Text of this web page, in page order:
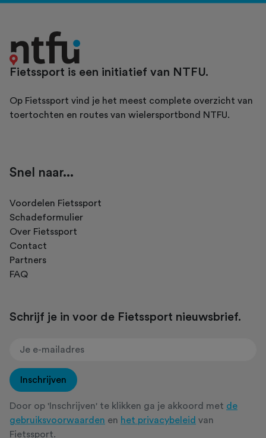
Fietssport is een initiatief van NTFU.
Op Fietssport vind je het meest complete overzicht van
toertochten en routes van wielersportbond NTFU.
Snel naar...
Voordelen Fietssport
Schadeformulier
Over Fietssport
Contact
Partners
FAQ
Schrijf je in voor de Fietssport nieuwsbrief.
Inschrijven
Door op 'Inschrijven' te klikken ga je akkoord met de
gebruiksvoorwaarden en het privacybeleid van
Fietssport.